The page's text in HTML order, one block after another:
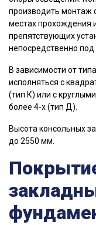
производить монтаж
местах прохождения
препятствующих
непосредственно под
В зависимости от
исполняться с
(тип К) или с
более 4-х (тип Д).
Высота консольных
до 2550 мм.